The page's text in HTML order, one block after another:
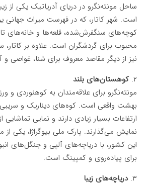
ساحل مونته‌نگرو در دریای آدریاتیک یکی از
است. شهر کاتار، که در فهرست میراث جهانی
کوچه‌های سنگفرش‌شده، قلعه‌ها و خانه‌های
محبوب برای گردشگران است. علاوه بر
نیز از دیگر مقاصد معروف برای شنا، غواصی
۲. کوهستان‌های بلند
مونته‌نگرو برای علاقه‌مندان به کوهنوردی و
بهشت واقعی است. کوه‌های دیناریک و
ارتفاعات بسیار زیادی دارند و نمایی
نمایش می‌گذارند. پارک ملی بیوگراژا، یکی
این کشور، با دریاچه‌های آلپی و جنگل‌های
برای پیاده‌روی و کمپینگ است.
۳. دریاچه‌های زیبا